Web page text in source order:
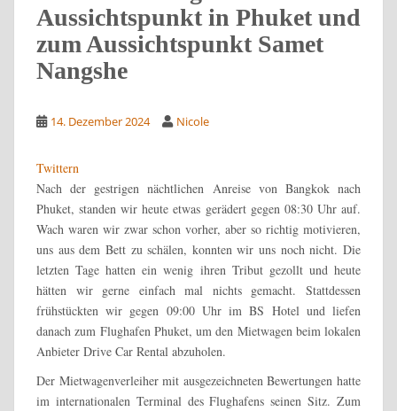
Aussichtspunkt in Phuket und
zum Aussichtspunkt Samet
Nangshe
14. Dezember 2024 Nicole
Twittern
Nach der gestrigen nächtlichen Anreise von Bangkok nach
Phuket, standen wir heute etwas gerädert gegen 08:30 Uhr auf.
Wach waren wir zwar schon vorher, aber so richtig motivieren,
uns aus dem Bett zu schälen, konnten wir uns noch nicht. Die
letzten Tage hatten ein wenig ihren Tribut gezollt und heute
hätten wir gerne einfach mal nichts gemacht. Stattdessen
frühstückten wir gegen 09:00 Uhr im BS Hotel und liefen
danach zum Flughafen Phuket, um den Mietwagen beim lokalen
Anbieter Drive Car Rental abzuholen.
Der Mietwagenverleiher mit ausgezeichneten Bewertungen hatte
im internationalen Terminal des Flughafens seinen Sitz. Zum